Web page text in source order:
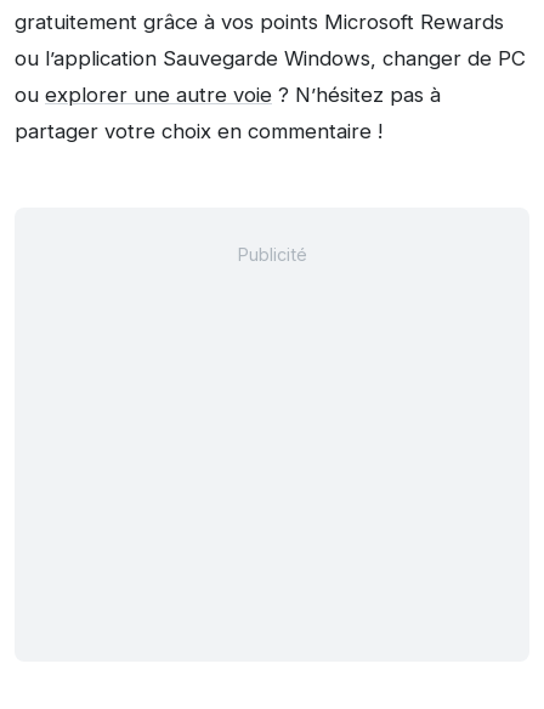
gratuitement grâce à vos points Microsoft Rewards
ou l’application Sauvegarde Windows, changer de PC
ou explorer une autre voie ? N’hésitez pas à
partager votre choix en commentaire !